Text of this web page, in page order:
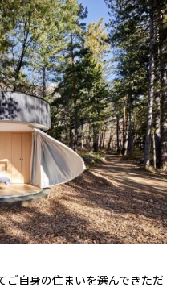
て
ご自身の住まいを選んできただ